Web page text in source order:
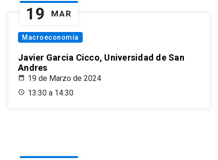
19 MAR
Macroeconomía
Javier Garcia Cicco, Universidad de San
Andres
19 de Marzo de 2024
13:30 a 14:30